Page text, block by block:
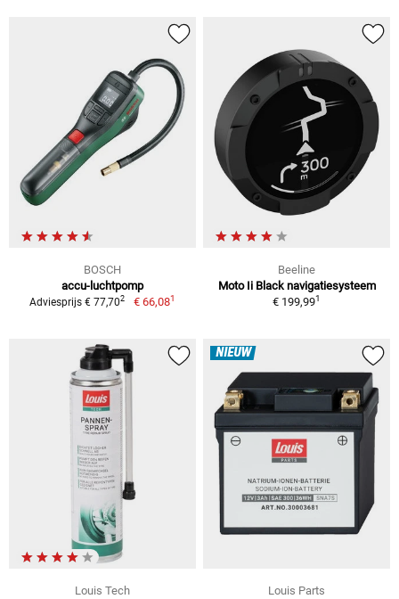
BOSCH
accu-luchtpomp
Adviesprijs € 77,702 € 66,081
Beeline
Moto Ii Black navigatiesysteem
€ 199,991
Louis Tech
NIEUW
Louis Parts